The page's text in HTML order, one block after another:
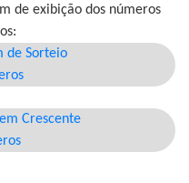
de exibição dos números
de Sorteio
Crescente